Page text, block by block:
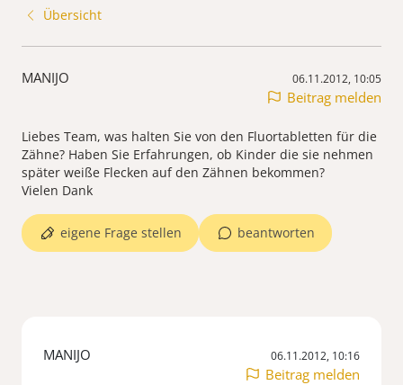
Übersicht
MANIJO 06.11.2012, 10:05
Beitrag melden
Liebes Team, was halten Sie von den Fluortabletten für die
Zähne? Haben Sie Erfahrungen, ob Kinder die sie nehmen
später weiße Flecken auf den Zähnen bekommen?
Vielen Dank
beantworten
eigene Frage stellen
MANIJO 06.11.2012, 10:16
Beitrag melden